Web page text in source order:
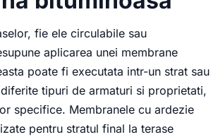
fie ele circulabile sau
aplicarea unei membrane
poate fi executata intr-un strat sau
tipuri de armaturi si proprietati,
specifice. Membranele cu ardezie
pentru stratul final la terase